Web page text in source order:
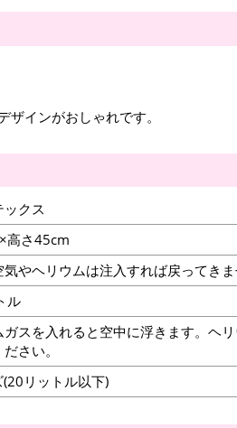
インがおしゃれです。
ックス
高さ45cm
やヘリウムは注入すれば戻ってきま
ル
ガスを入れると空中に浮きます。ヘ
さい。
リットル以下)